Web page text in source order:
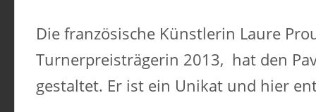
Die französische Künstlerin Laure
Turnerpreisträgerin 2013, hat den
gestaltet. Er ist ein Unikat und hier